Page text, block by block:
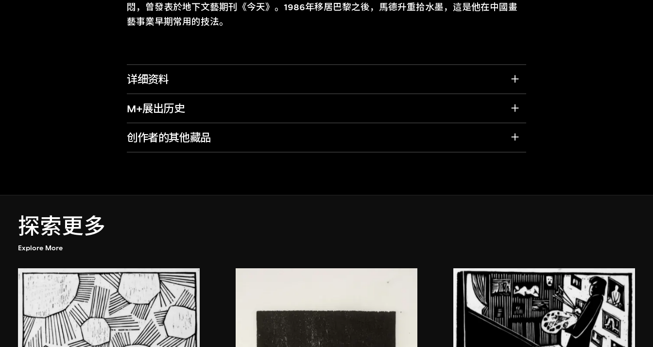
悶，曾發表於地下文藝期刊《今天》。1986年移居巴黎之後，馬德升重拾水墨，這是他在中國畫
藝事業早期常用的技法。
详细资料
M+展出历史
创作者的其他藏品
探索更多
Explore More